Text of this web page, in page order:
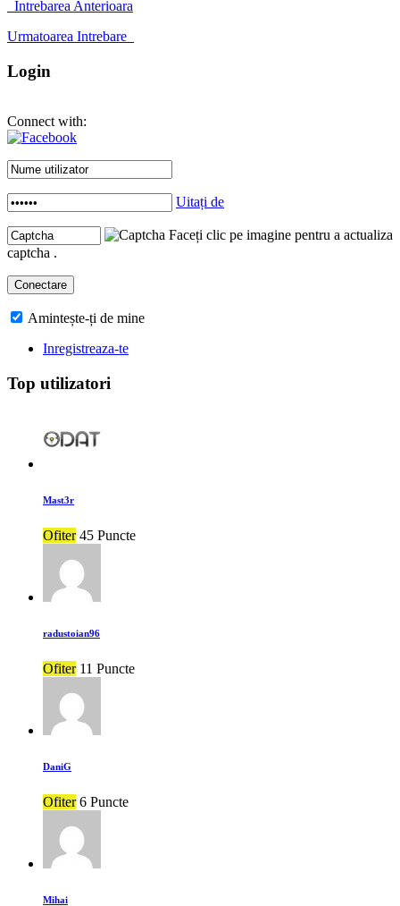
Intrebarea Anterioara
Urmatoarea Intrebare
Login
Connect with:
Uitați de
Faceți clic pe imagine pentru a actualiza
captcha .
Amintește-ți de mine
Inregistreaza-te
Top utilizatori
Mast3r
Ofiter 45 Puncte
radustoian96
Ofiter 11 Puncte
DaniG
Ofiter 6 Puncte
Mihai